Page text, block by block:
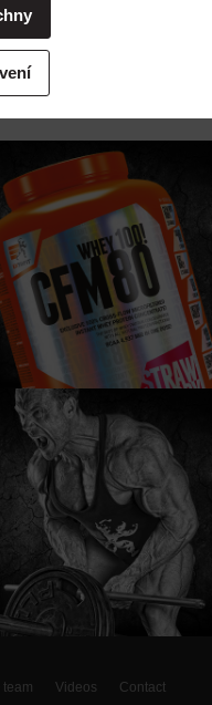
TO
TRAINING AND FEEL
MUSCLES
Videos
Contact
se zpracováním cookies
extrifit@extrifit.com.
o tom, kdo jsme a jak
v naší